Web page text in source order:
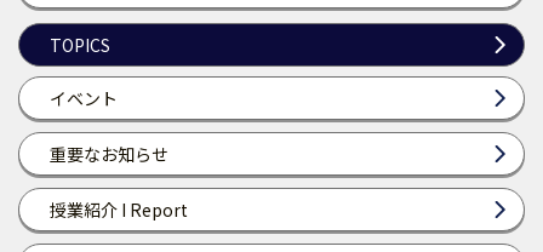
TOPICS
イベント
重要なお知らせ
授業紹介 I Report